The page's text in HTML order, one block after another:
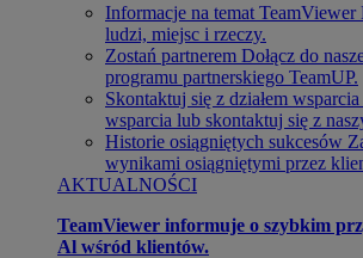
Informacje na temat TeamViewer
ludzi, miejsc i rzeczy.
Zostań partnerem Dołącz do
programu partnerskiego TeamUP.
Skontaktuj się z działem wsparcia
wsparcia lub skontaktuj się z
Historie osiągniętych sukcesów
wynikami osiągniętymi przez
AKTUALNOŚCI
TeamViewer informuje o szybkim
Al wśród klientów.